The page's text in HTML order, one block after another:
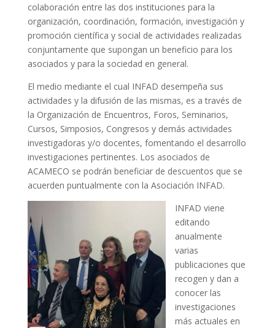
colaboración entre las dos instituciones para la
organización, coordinación, formación, investigación y
promoción científica y social de actividades realizadas
conjuntamente que supongan un beneficio para los
asociados y para la sociedad en general.
El medio mediante el cual INFAD desempeña sus
actividades y la difusión de las mismas, es a través de
la Organización de Encuentros, Foros, Seminarios,
Cursos, Simposios, Congresos y demás actividades
investigadoras y/o docentes, fomentando el desarrollo
investigaciones pertinentes. Los asociados de
ACAMECO se podrán beneficiar de descuentos que se
acuerden puntualmente con la Asociación INFAD.
INFAD viene
editando
anualmente
varias
publicaciones que
recogen y dan a
conocer las
investigaciones
más actuales en